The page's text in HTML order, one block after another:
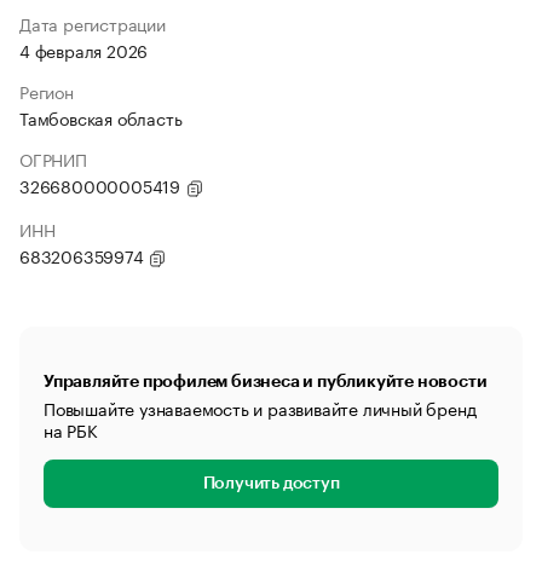
Дата регистрации
4 февраля 2026
Регион
Тамбовская область
ОГРНИП
326680000005419
ИНН
683206359974
Управляйте профилем бизнеса и публикуйте новости
Повышайте узнаваемость и развивайте личный бренд
на РБК
Получить доступ